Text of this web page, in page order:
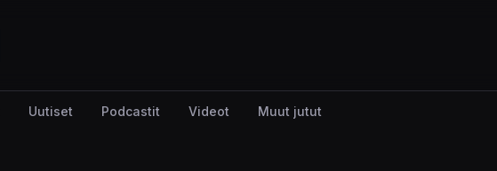
Uutiset Podcastit Videot Muut jutut